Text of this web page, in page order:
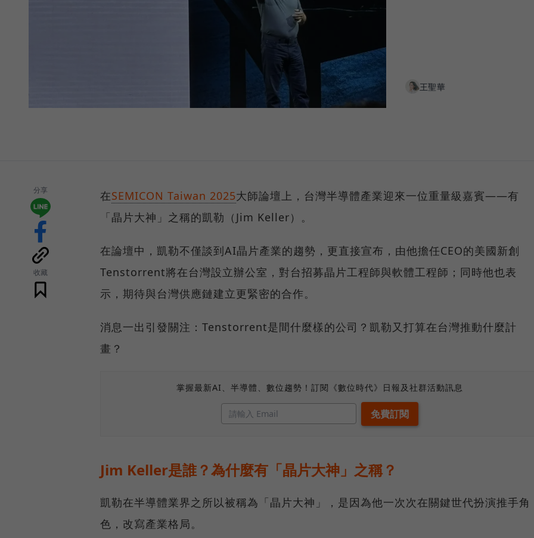
王聖華
分享
收藏
在SEMICON Taiwan 2025大師論壇上，台灣半導體產業迎來一位重量級嘉賓——有
「晶片大神」之稱的凱勒（Jim Keller）。
在論壇中，凱勒不僅談到AI晶片產業的趨勢，更直接宣布，由他擔任CEO的美國新創
Tenstorrent將在台灣設立辦公室，對台招募晶片工程師與軟體工程師；同時他也表
示，期待與台灣供應鏈建立更緊密的合作。
消息一出引發關注：Tenstorrent是間什麼樣的公司？凱勒又打算在台灣推動什麼計
畫？
掌握最新AI、半導體、數位趨勢！訂閱《數位時代》日報及社群活動訊息
Jim Keller是誰？為什麼有「晶片大神」之稱？
凱勒在半導體業界之所以被稱為「晶片大神」，是因為他一次次在關鍵世代扮演推手角
色，改寫產業格局。